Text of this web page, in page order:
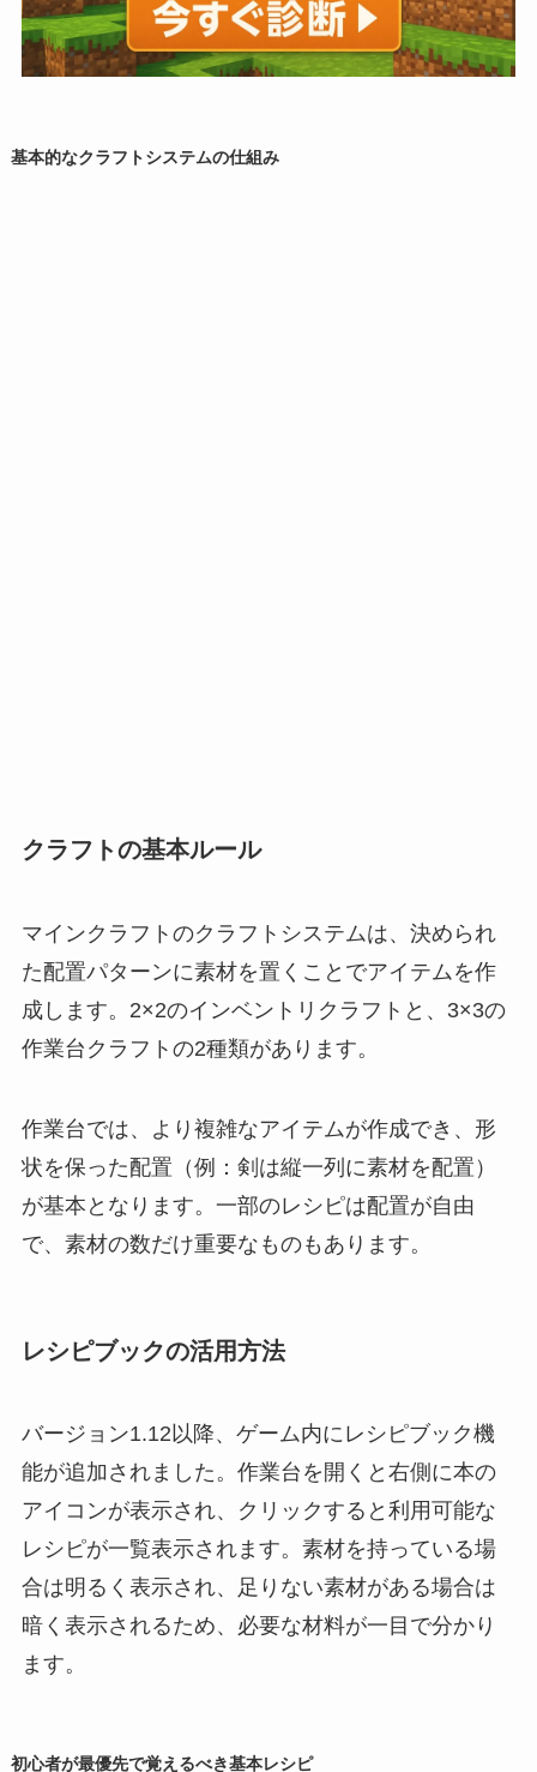
基本的なクラフトシステムの仕組み
クラフトの基本ルール
マインクラフトのクラフトシステムは、決められ
た配置パターンに素材を置くことでアイテムを作
成します。2×2のインベントリクラフトと、3×3の
作業台クラフトの2種類があります。
作業台では、より複雑なアイテムが作成でき、形
状を保った配置（例：剣は縦一列に素材を配置）
が基本となります。一部のレシピは配置が自由
で、素材の数だけ重要なものもあります。
レシピブックの活用方法
バージョン1.12以降、ゲーム内にレシピブック機
能が追加されました。作業台を開くと右側に本の
アイコンが表示され、クリックすると利用可能な
レシピが一覧表示されます。素材を持っている場
合は明るく表示され、足りない素材がある場合は
暗く表示されるため、必要な材料が一目で分かり
ます。
初心者が最優先で覚えるべき基本レシピ